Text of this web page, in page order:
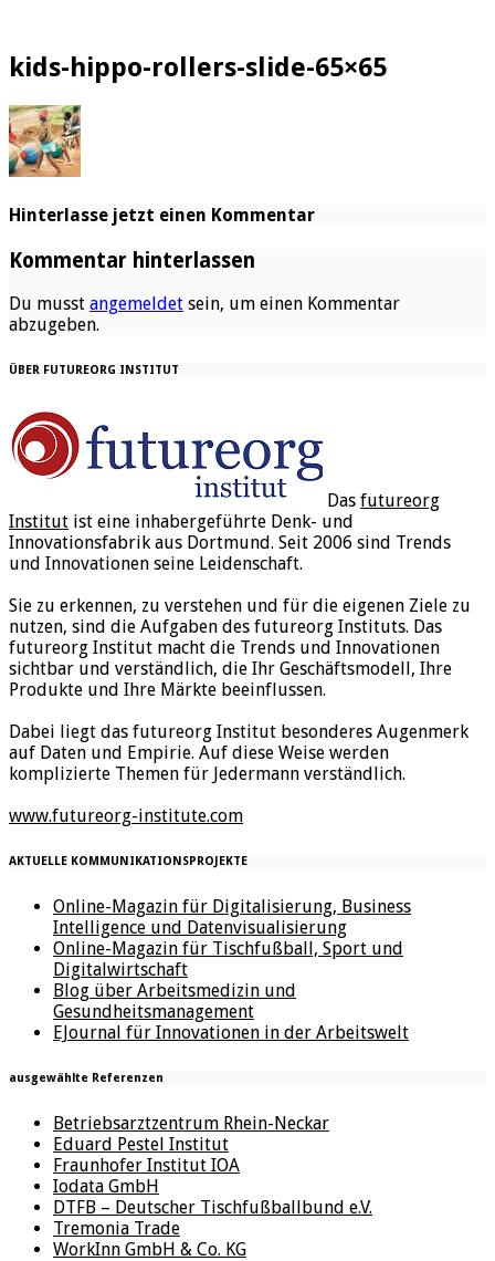
kids-hippo-rollers-slide-65×65
Hinterlasse jetzt einen Kommentar
Kommentar hinterlassen
Du musst angemeldet sein, um einen Kommentar
abzugeben.
ÜBER FUTUREORG INSTITUT
Das futureorg
Institut ist eine inhabergeführte Denk- und
Innovationsfabrik aus Dortmund. Seit 2006 sind Trends
und Innovationen seine Leidenschaft.
Sie zu erkennen, zu verstehen und für die eigenen Ziele zu
nutzen, sind die Aufgaben des futureorg Instituts. Das
futureorg Institut macht die Trends und Innovationen
sichtbar und verständlich, die Ihr Geschäftsmodell, Ihre
Produkte und Ihre Märkte beeinflussen.
Dabei liegt das futureorg Institut besonderes Augenmerk
auf Daten und Empirie. Auf diese Weise werden
komplizierte Themen für Jedermann verständlich.
www.futureorg-institute.com
AKTUELLE KOMMUNIKATIONSPROJEKTE
Online-Magazin für Digitalisierung, Business
Intelligence und Datenvisualisierung
Online-Magazin für Tischfußball, Sport und
Digitalwirtschaft
Blog über Arbeitsmedizin und
Gesundheitsmanagement
EJournal für Innovationen in der Arbeitswelt
ausgewählte Referenzen
Betriebsarztzentrum Rhein-Neckar
Eduard Pestel Institut
Fraunhofer Institut IOA
Iodata GmbH
DTFB – Deutscher Tischfußballbund e.V.
Tremonia Trade
WorkInn GmbH & Co. KG